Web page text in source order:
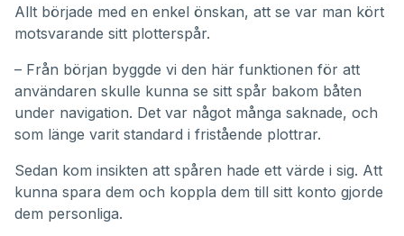
Allt började med en enkel önskan, att se var man kört
motsvarande sitt plotterspår.
– Från början byggde vi den här funktionen för att
användaren skulle kunna se sitt spår bakom båten
under navigation. Det var något många saknade, och
som länge varit standard i fristående plottrar.
Sedan kom insikten att spåren hade ett värde i sig. Att
kunna spara dem och koppla dem till sitt konto gjorde
dem personliga.